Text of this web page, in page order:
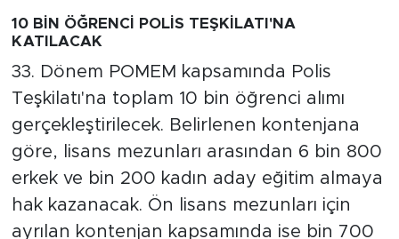
10 BİN ÖĞRENCİ POLİS TEŞKİLATI'NA
KATILACAK
33. Dönem POMEM kapsamında Polis
Teşkilatı'na toplam 10 bin öğrenci alımı
gerçekleştirilecek. Belirlenen kontenjana
göre, lisans mezunları arasından 6 bin 800
erkek ve bin 200 kadın aday eğitim almaya
hak kazanacak. Ön lisans mezunları için
ayrılan kontenjan kapsamında ise bin 700